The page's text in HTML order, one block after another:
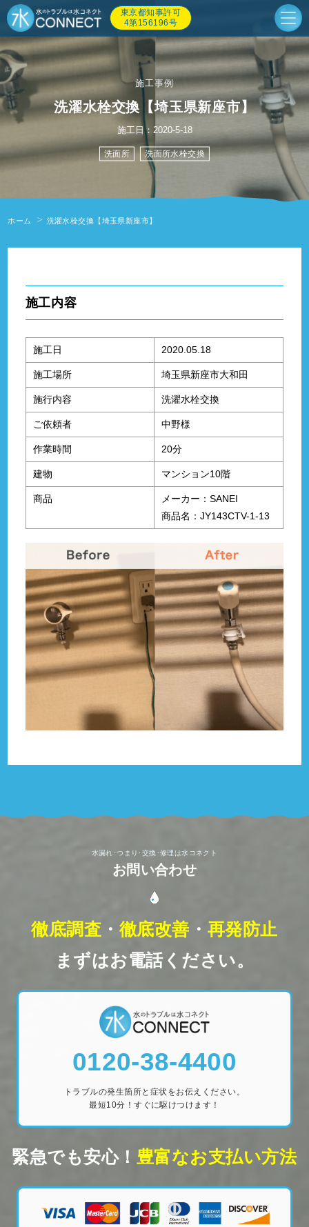
東京都知事許可
4第156196号
施工事例
洗濯水栓交換【埼玉県新座市】
施工日：2020-5-18
洗面所 洗面所水栓交換
ホーム 洗濯水栓交換【埼玉県新座市】
施工内容
施工日 2020.05.18
施工場所 埼玉県新座市大和田
施行内容 洗濯水栓交換
ご依頼者 中野様
作業時間 20分
建物 マンション10階
商品
メーカー：SANEI
商品名：JY143CTV-1-13
水漏れ･つまり･交換･修理は水コネクト
お問い合わせ
徹底調査 ・ 徹底改善 ・ 再発防止
まずはお電話ください。
0120-38-4400
トラブルの発生箇所と症状をお伝えください。
最短10分！すぐに駆けつけます！
緊急でも安心！ 豊富なお支払い方法